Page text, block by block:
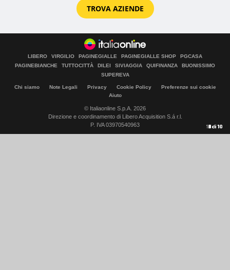
1di10
2di10
3di10
4di10
5di10
6di10
7di10
8di10
9di10
10di10
TROVA AZIENDE
LIBERO VIRGILIO PAGINEGIALLE PAGINEGIALLE SHOP
PGCASA
PAGINEBIANCHE
TUTTOCITTÀ DILEI SIVIAGGIA QUIFINANZA
BUONISSIMO
SUPEREVA
Chi siamo Note Legali Privacy Cookie Policy
Preferenze sui cookie
Aiuto
© Italiaonline S.p.A. 2026
Direzione e coordinamento di Libero Acquisition S.á r.l.
P. IVA 03970540963